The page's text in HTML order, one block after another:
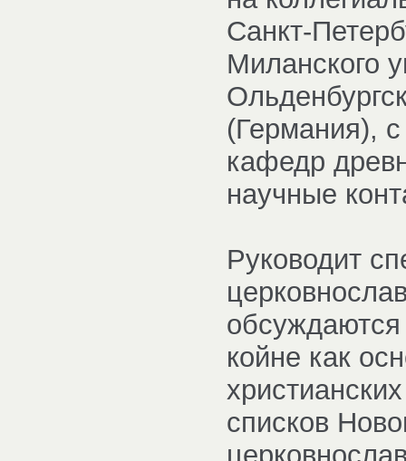
Санкт-
Миланского
(Германия),
кафедр
научные
Руководит
койне как
списков